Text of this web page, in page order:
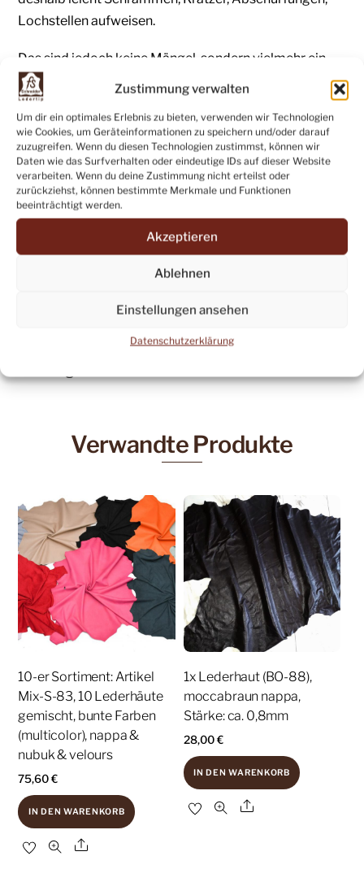
Zustimmung verwalten
Um dir ein optimales Erlebnis zu bieten, verwenden wir Technologien
wie Cookies, um Geräteinformationen zu speichern und/oder darauf
zuzugreifen. Wenn du diesen Technologien zustimmst, können wir
Daten wie das Surfverhalten oder eindeutige IDs auf dieser Website
verarbeiten. Wenn du deine Zustimmung nicht erteilst oder
zurückziehst, können bestimmte Merkmale und Funktionen
beeinträchtigt werden.
Akzeptieren
Ablehnen
Einstellungen ansehen
Datenschutzerklärung
Lochstellen aufweisen.
Das sind jedoch keine Mängel, sondern vielmehr ein
Ausdruck der Natürlichkeit und der Einzigartigkeit
jeder einzelnen Lederhaut.
Bei Fragen zum Produkt oder anderen Anfragen
erreichen Sie uns:
eMail:leder@fsschneider.de
Telefon: +49 (07071) 83136
in Tübingen-Pfrondorf,
Dienstag bis Freitag: 16:00 – 18:00 Uhr
Verwandte Produkte
10-er Sortiment: Artikel
Mix-S-83, 10 Lederhäute
gemischt, bunte Farben
(multicolor), nappa &
nubuk & velours
75,60€
IN DEN WARENKORB
Share
1x Lederhaut (BO-88),
moccabraun nappa,
Stärke: ca. 0,8mm
28,00€
IN DEN WARENKORB
Share